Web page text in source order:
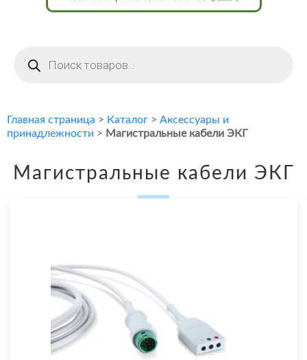
товаров
Главная страница > Каталог > Аксессуары и
принадлежности > Магистральные кабели ЭКГ
Магистральные кабели ЭКГ